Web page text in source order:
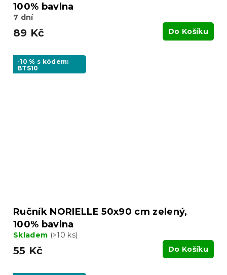
100% bavlna
7 dní
89 Kč Do Košíku
-10 % s kódem:
BTS10
Ručník NORIELLE 50x90 cm zelený,
100% bavlna
Skladem (>10 ks)
55 Kč Do Košíku